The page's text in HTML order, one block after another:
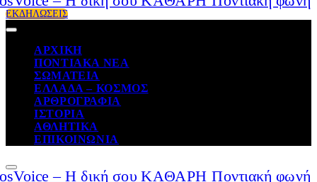
ΕΚΔΗΛΩΣΕΙΣ
ΑΡΧΙΚΗ
ΠΟΝΤΙΑΚΑ ΝΕΑ
ΣΩΜΑΤΕΙΑ
ΕΛΛΑΔΑ – ΚΟΣΜΟΣ
ΑΡΘΡΟΓΡΑΦΙΑ
ΙΣΤΟΡΙΑ
ΑΘΛΗΤΙΚΑ
ΕΠΙΚΟΙΝΩΝΙΑ